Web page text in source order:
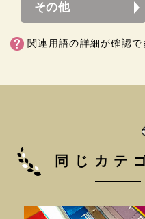
その他
関連用語の詳細が確認で
同じカテ